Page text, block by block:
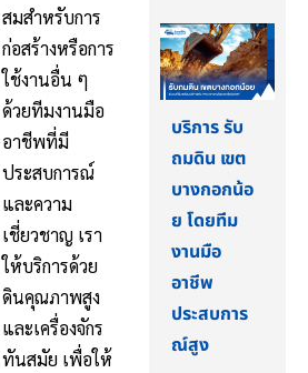
สมสำหรับการ
ก่อสร้างหรือการ
ใช้งานอื่น ๆ
ด้วยทีมงานมือ
อาชีพที่มี
ประสบการณ์
และความ
เชี่ยวชาญ เรา
ให้บริการด้วย
ดินคุณภาพสูง
และเครื่องจักร
ทันสมัย เพื่อให้
บริการ รับ
ถมดิน เขต
บางกอกน้อ
ย โดยทีม
งานมือ
อาชีพ
ประสบการ
ณ์สูง